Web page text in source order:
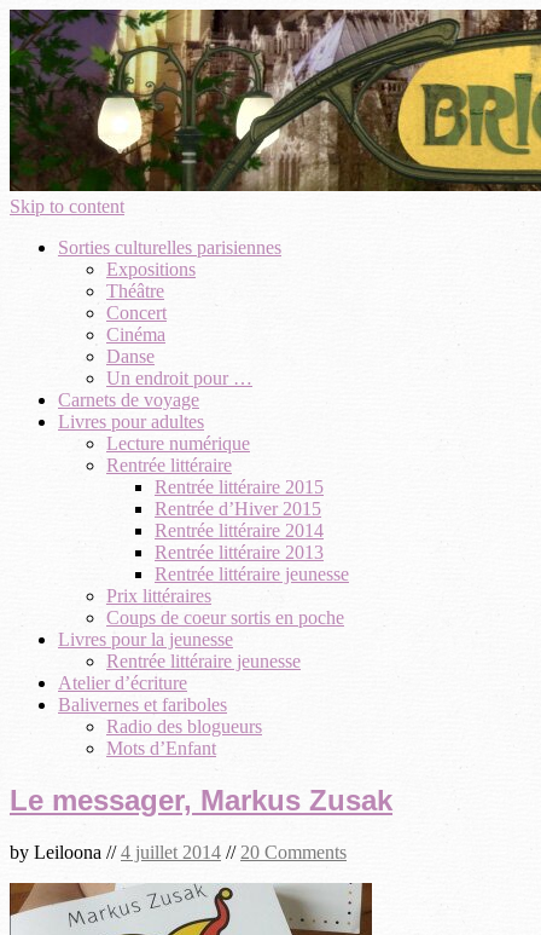
Skip to content
Sorties culturelles parisiennes
Expositions
Théâtre
Concert
Cinéma
Danse
Un endroit pour …
Carnets de voyage
Livres pour adultes
Lecture numérique
Rentrée littéraire
Rentrée littéraire 2015
Rentrée d’Hiver 2015
Rentrée littéraire 2014
Rentrée littéraire 2013
Rentrée littéraire jeunesse
Prix littéraires
Coups de coeur sortis en poche
Livres pour la jeunesse
Rentrée littéraire jeunesse
Atelier d’écriture
Balivernes et fariboles
Radio des blogueurs
Mots d’Enfant
Le messager, Markus Zusak
by Leiloona //4 juillet 2014 // 20 Comments